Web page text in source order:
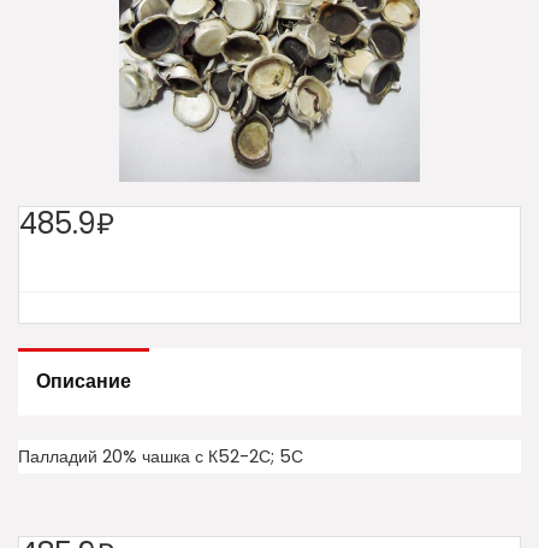
485.9₽
Описание
Палладий 20% чашка с К52-2С; 5С